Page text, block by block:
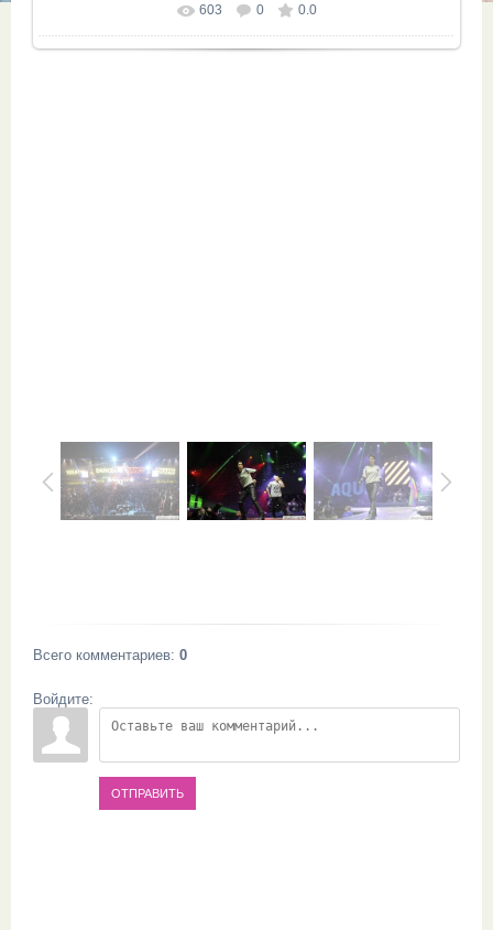
Размер фотографии: 700x466
603 0 0.0
Всего комментариев: 0
Войдите:
ОТПРАВИТЬ